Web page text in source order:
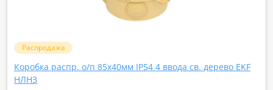
Распродажа
Коробка распр. о/п 85х40мм IP54 4 ввода св. дерево EKF
НЛНЗ